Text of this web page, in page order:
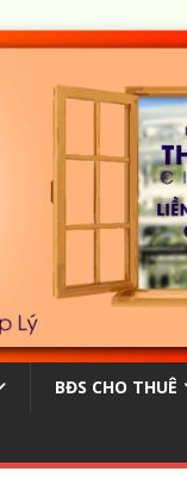
BĐS CHO THUÊ